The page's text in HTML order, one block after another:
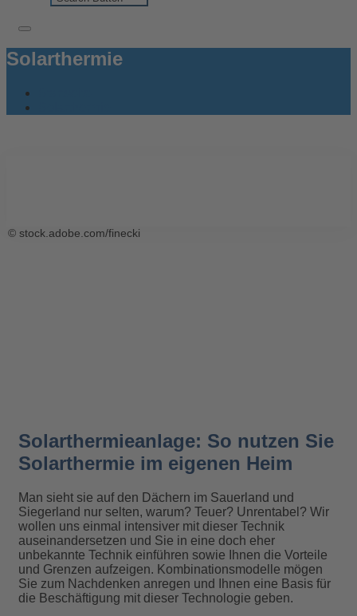
Solarthermie
© stock.adobe.com/finecki
Solarthermieanlage: So nutzen Sie
Solarthermie im eigenen Heim
Man sieht sie auf den Dächern im Sauerland und
Siegerland nur selten, warum? Teuer? Unrentabel? Wir
wollen uns einmal intensiver mit dieser Technik
auseinandersetzen und Sie in eine doch eher
unbekannte Technik einführen sowie Ihnen die Vorteile
und Grenzen aufzeigen. Kombinationsmodelle mögen
Sie zum Nachdenken anregen und Ihnen eine Basis für
die Beschäftigung mit dieser Technologie geben.